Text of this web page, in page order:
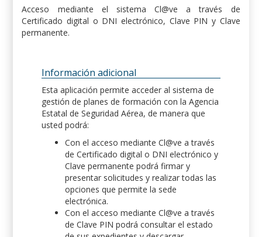
Acceso mediante el sistema Cl@ve a través de
Certificado digital o DNI electrónico, Clave PIN y Clave
permanente.
Información adicional
Esta aplicación permite acceder al sistema de
gestión de planes de formación con la Agencia
Estatal de Seguridad Aérea, de manera que
usted podrá:
Con el acceso mediante Cl@ve a través
de Certificado digital o DNI electrónico y
Clave permanente podrá firmar y
presentar solicitudes y realizar todas las
opciones que permite la sede
electrónica.
Con el acceso mediante Cl@ve a través
de Clave PIN podrá consultar el estado